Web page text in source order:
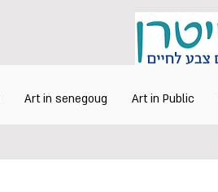
Art in Public
Art in senegoug